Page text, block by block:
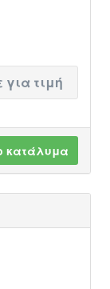
για τιμή
κατάλυμα